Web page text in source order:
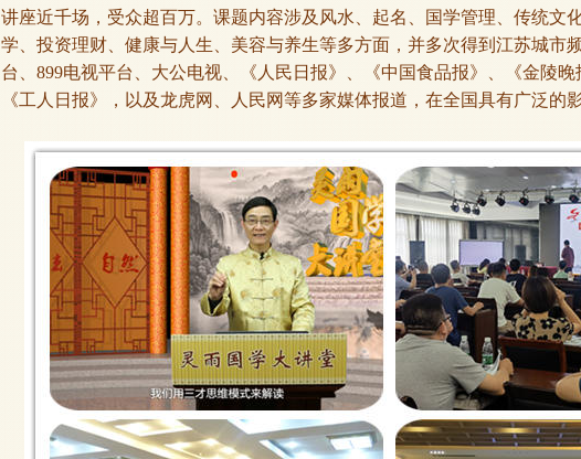
讲座近千场，受众超百万。课题内容涉及风水、起名、国学管理、传统文
学、投资理财、健康与人生、美容与养生等多方面，并多次得到江苏城市
台、899电视平台、大公电视、《人民日报》、《中国食品报》、《金陵晚
《工人日报》，以及龙虎网、人民网等多家媒体报道，在全国具有广泛的